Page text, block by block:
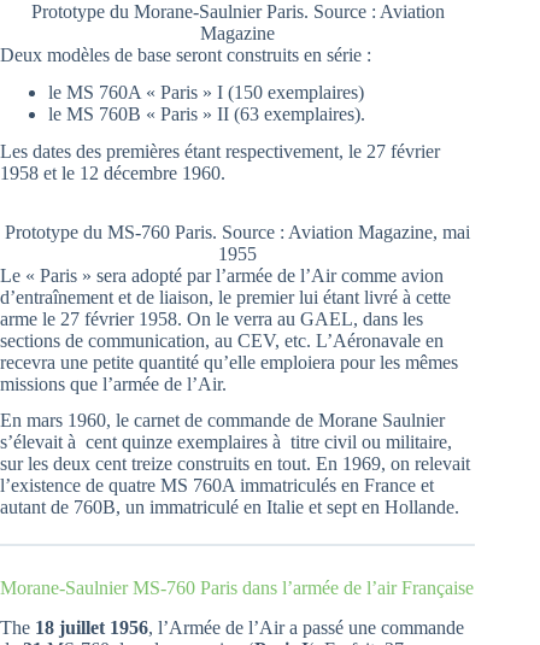
Prototype du Morane-Saulnier Paris. Source : Aviation
Magazine
Deux modèles de base seront construits en série :
le MS 760A « Paris » I (150 exemplaires)
le MS 760B « Paris » II (63 exemplaires).
Les dates des premières étant respectivement, le 27 février
1958 et le 12 décembre 1960.
Prototype du MS-760 Paris. Source : Aviation Magazine, mai
1955
Le « Paris » sera adopté par l’armée de l’Air comme avion
d’entraînement et de liaison, le premier lui étant livré à cette
arme le 27 février 1958. On le verra au GAEL, dans les
sections de communication, au CEV, etc. L’Aéronavale en
recevra une petite quantité qu’elle emploiera pour les mêmes
missions que l’armée de l’Air.
En mars 1960, le carnet de commande de Morane Saulnier
s’élevait à cent quinze exemplaires à titre civil ou militaire,
sur les deux cent treize construits en tout. En 1969, on relevait
l’existence de quatre MS 760A immatriculés en France et
autant de 760B, un immatriculé en Italie et sept en Hollande.
Morane-Saulnier MS-760 Paris dans l’armée de l’air Française
The 18 juillet 1956, l’Armée de l’Air a passé une commande